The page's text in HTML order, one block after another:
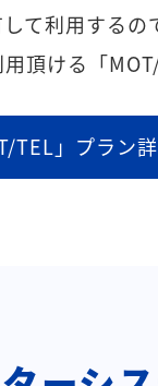
て利用するの
頂ける「
TEL」プラン